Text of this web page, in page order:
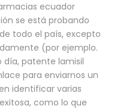
ecuador
se está probando
todo el país, excepto
(por ejemplo.
día, patente lamisil
para enviarnos un
identificar varias
como lo que